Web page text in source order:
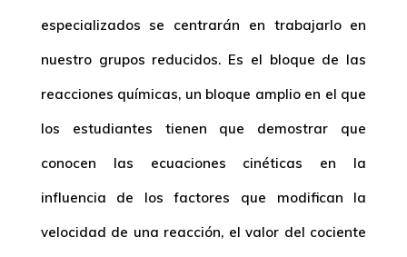
especializados se centrarán en trabajarlo en
nuestro grupos reducidos. Es el bloque de las
reacciones químicas, un bloque amplio en el que
los estudiantes tienen que demostrar que
conocen las ecuaciones cinéticas en la
influencia de los factores que modifican la
velocidad de una reacción, el valor del cociente